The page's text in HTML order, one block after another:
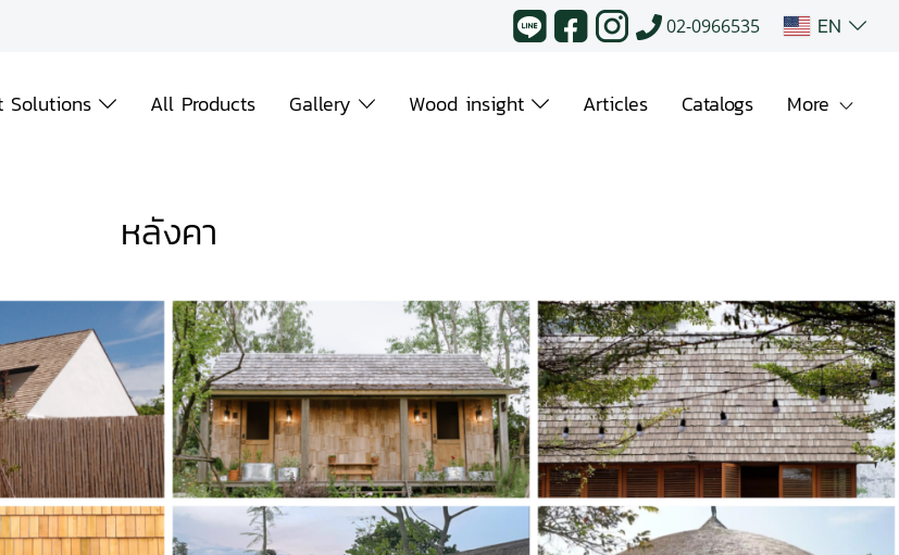
02-0966535 EN
Solutions All Products Gallery Wood insight Articles Catalogs More
หลังคา
The Treat Farm Hotel - Rural Boutique Farm Stay
View
Chale't Cafe at Wood Park
หลังคา , 1631 View